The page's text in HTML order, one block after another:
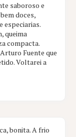
saboroso e
doces,
especiarias.
queima
compacta.
Fuente que
Voltarei a
bonita. A frio